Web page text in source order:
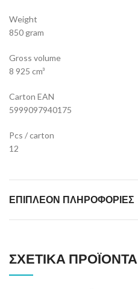
Weight
850 gram
Gross volume
8 925 cm³
Carton EAN
5999097940175
Pcs / carton
12
ΕΠΙΠΛΈΟΝ ΠΛΗΡΟΦΟΡΊΕΣ
ΣΧΕΤΙΚΆ ΠΡΟΪΌΝΤΑ